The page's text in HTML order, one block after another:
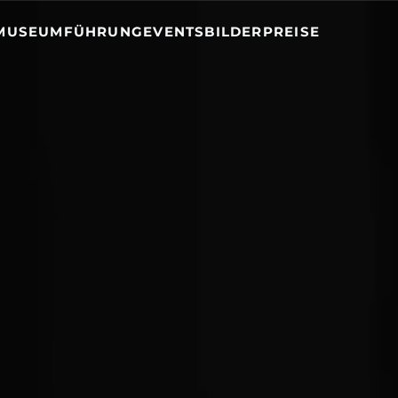
FÜHRUNGEVENTSBILDERPREISE